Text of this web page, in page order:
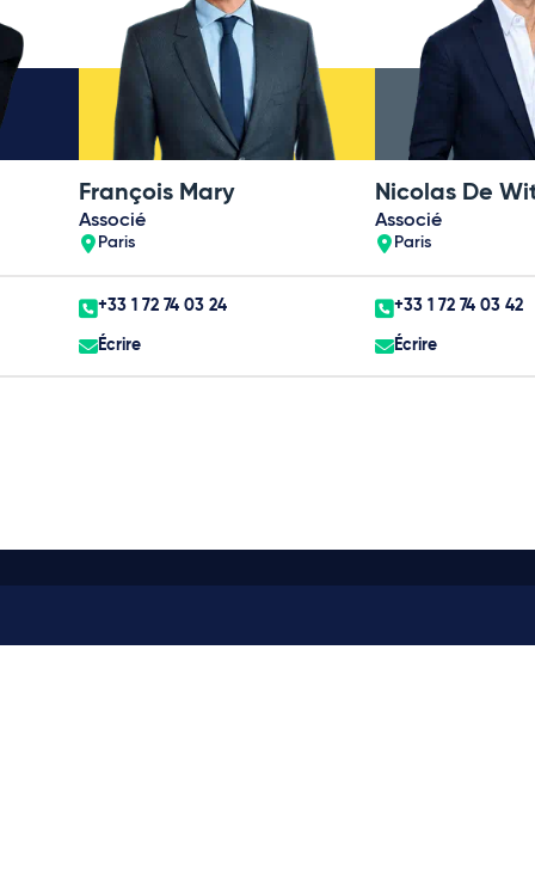
François Mary
Associé
Paris
+33 1 72 74 03 24
Écrire
Nicolas De
Associé
Paris
+33 1 72 74 03 42
Écrire